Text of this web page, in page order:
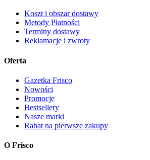
Koszt i obszar dostawy
Metody Płatności
Terminy dostawy
Reklamacje i zwroty
Oferta
Gazetka Frisco
Nowości
Promocje
Bestsellery
Nasze marki
Rabat na pierwsze zakupy
O Frisco